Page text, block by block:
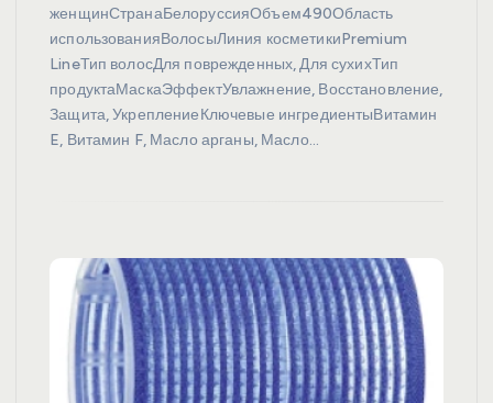
женщинСтранаБелоруссияОбъем490Область
использованияВолосыЛиния косметикиPremium
LineТип волосДля поврежденных, Для сухихТип
продуктаМаскаЭффектУвлажнение, Восстановление,
Защита, УкреплениеКлючевые ингредиентыВитамин
E, Витамин F, Масло арганы, Масло…